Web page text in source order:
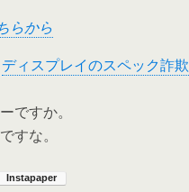
らから
ディスプレイのスペック詐欺
ですか。
すな。